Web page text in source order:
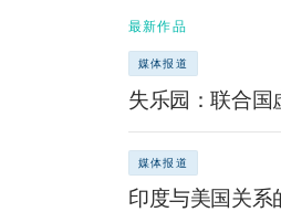
最新作品
媒体报道
失乐园：联合国
媒体报道
印度与美国关系